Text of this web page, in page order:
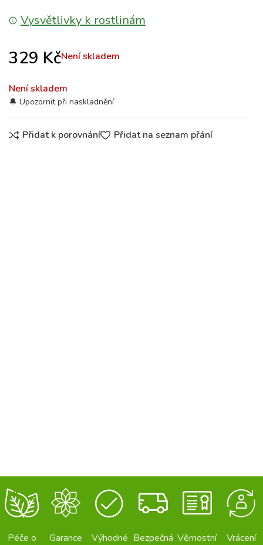
Vysvětlivky k rostlinám
329 KčNení skladem
Není skladem
Přidat k porovnání Přidat na seznam přání
Péče o
Garance
Výhodné Bezpečná Věrnostní
Vrácení